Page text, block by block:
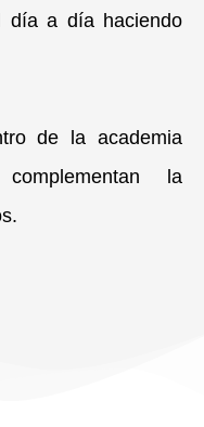
día a día haciendo
de la academia
la